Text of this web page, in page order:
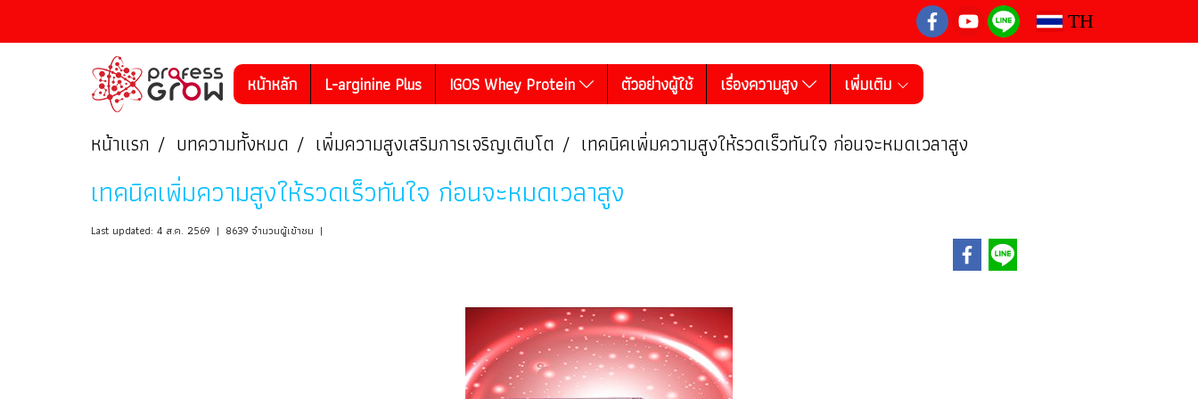
TH
หน้าหลัก L-arginine Plus IGOS Whey Protein ตัวอย่างผู้ใช้ เรื่องความสูง เพิ่มเติม
หน้าแรก บทความทั้งหมด เพิ่มความสูงเสริมการเจริญเติบโต เทคนิคเพิ่มความสูงให้รวดเร็วทันใจ ก่อนจะหมดเวลาสูง
เทคนิคเพิ่มความสูงให้รวดเร็วทันใจ ก่อนจะหมดเวลาสูง
Last updated: 4 ส.ค. 2569 | 8639 จำนวนผู้เข้าชม |